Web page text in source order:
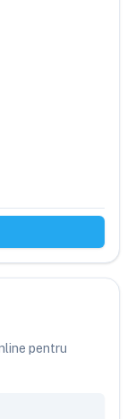
pentru